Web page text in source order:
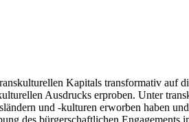
Kapitals transformativ auf
Ausdrucks erproben. Unter
und -kulturen erworben haben